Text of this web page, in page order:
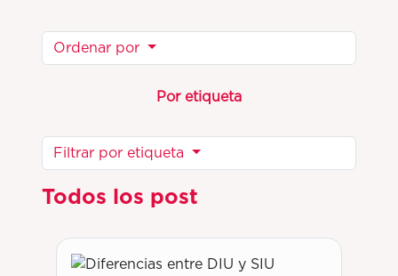
Ordenar por
Por etiqueta
Filtrar por etiqueta
Todos los post